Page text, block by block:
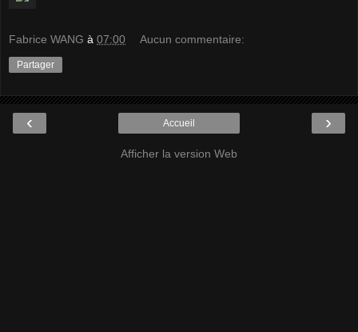
Fabrice WANG à 07:00 Aucun commentaire:
Partager
‹ ›
Accueil
Afficher la version Web